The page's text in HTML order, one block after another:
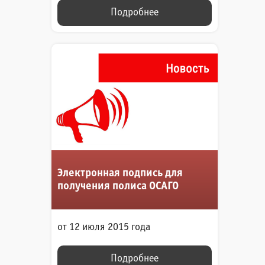
Подробнее
Электронная подпись для
получения полиса ОСАГО
от 12 июля 2015 года
Подробнее